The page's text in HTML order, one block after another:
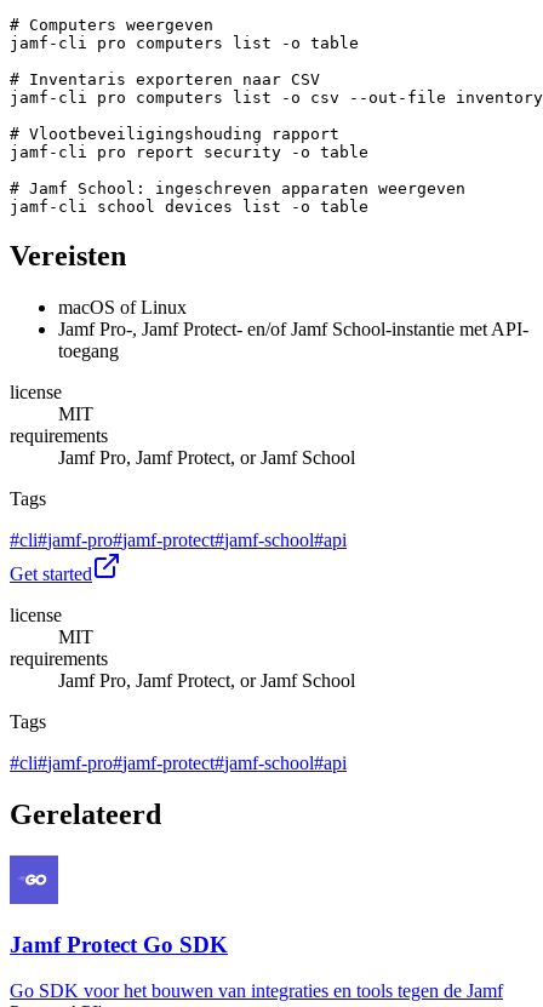
# Computers weergeven
jamf-cli pro computers list -o table
# Inventaris exporteren naar CSV
jamf-cli pro computers list -o csv --out-file
# Vlootbeveiligingshouding rapport
jamf-cli pro report security -o table
# Jamf School: ingeschreven apparaten weergeven
Vereisten
macOS of Linux
Jamf Pro-, Jamf Protect- en/of Jamf School-instantie met API-
toegang
license
MIT
requirements
Jamf Pro, Jamf Protect, or Jamf School
Tags
#cli#jamf-pro#jamf-protect#jamf-school#api
Get started
license
MIT
requirements
Jamf Pro, Jamf Protect, or Jamf School
Tags
#cli#jamf-pro#jamf-protect#jamf-school#api
Gerelateerd
Jamf Protect Go SDK
Go SDK voor het bouwen van integraties en tools tegen de Jamf